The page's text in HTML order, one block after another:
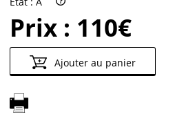
Prix : 110€
Ajouter au panier